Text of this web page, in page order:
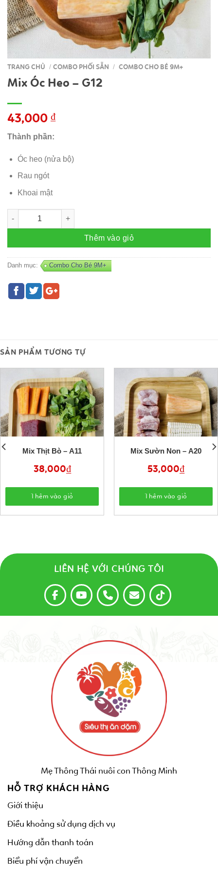
TRANG CHỦ / COMBO PHỐI SẴN / COMBO CHO BÉ 9M+
Mix Óc Heo – G12
43,000 ₫
Thành phần:
Óc heo (nửa bộ)
Rau ngót
Khoai mật
Mix Óc Heo - G12 số lượng
Thêm vào giỏ
Danh mục: Combo Cho Bé 9M+
SẢN PHẨM TƯƠNG TỰ
Mix Thịt Bò – A11
38,000₫
Thêm vào giỏ
Mix Sườn Non – A20
53,000₫
Thêm vào giỏ
LIÊN HỆ VỚI CHÚNG TÔI
Mẹ Thông Thái nuôi con Thông Minh
HỖ TRỢ KHÁCH HÀNG
Giới thiệu
Điều khoảng sử dụng dịch vụ
Hướng dẫn thanh toán
Biểu phí vận chuyển